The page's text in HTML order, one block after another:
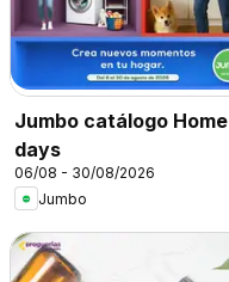
Jumbo catálogo Home
days
06/08 - 30/08/2026
Jumbo